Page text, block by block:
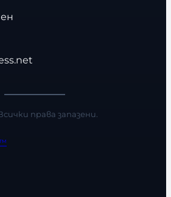
права запазени.